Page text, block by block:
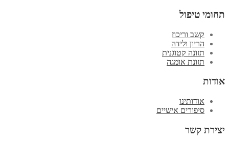
תחומי טיפול
קשב וריכוז
הריון ולידה
תזונה קטוגנית
תזונת אומגה
אודות
אודותינו
סיפורים אישיים
יצירת קשר